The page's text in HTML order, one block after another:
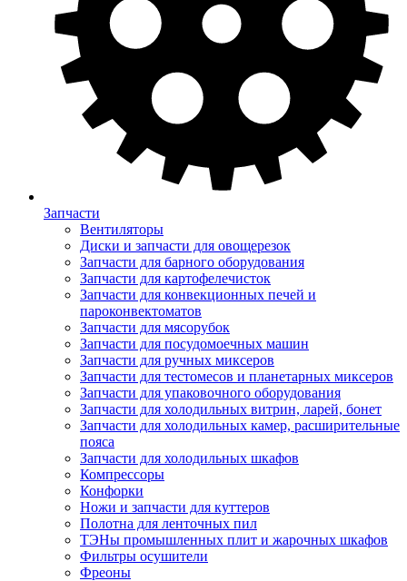
Запчасти
Вентиляторы
Диски и запчасти для овощерезок
Запчасти для барного оборудования
Запчасти для картофелечисток
Запчасти для конвекционных печей и
пароконвектоматов
Запчасти для мясорубок
Запчасти для посудомоечных машин
Запчасти для ручных миксеров
Запчасти для тестомесов и планетарных миксеров
Запчасти для упаковочного оборудования
Запчасти для холодильных витрин, ларей, бонет
Запчасти для холодильных камер, расширительные
пояса
Запчасти для холодильных шкафов
Компрессоры
Конфорки
Ножи и запчасти для куттеров
Полотна для ленточных пил
ТЭНы промышленных плит и жарочных шкафов
Фильтры осушители
Фреоны